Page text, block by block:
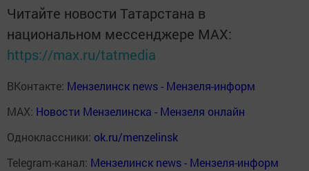
Читайте новости Татарстана в
национальном мессенджере MАХ:
https://max.ru/tatmedia
ВКонтакте: Мензелинск news - Мензеля-информ
MAX: Новости Мензелинска - Мензеля онлайн
Одноклассники: ok.ru/menzelinsk
Telegram-канал: Мензелинск news - Мензеля-информ